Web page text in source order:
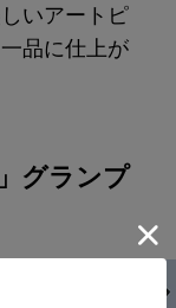
いアートピ
品に仕上が
グランプ